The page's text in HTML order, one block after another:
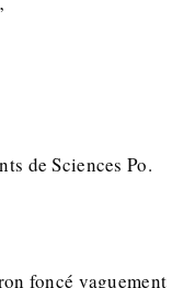
de Sciences Po.
foncé vaguement